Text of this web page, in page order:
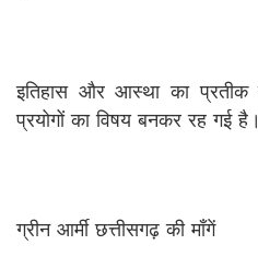
इतिहास और आस्था का
प्रयोगों का विषय बनकर रह गई है।
ग्रीन आर्मी छत्तीसगढ़ की माँगें